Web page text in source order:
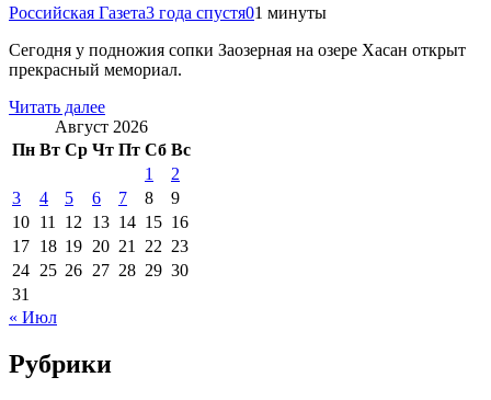
Российская Газета3 года спустя01 минуты
Сегодня у подножия сопки Заозерная на озере Хасан открыт
прекрасный мемориал.
Читать далее
Август 2026
Пн Вт Ср Чт Пт Сб Вс
1
2
3
4 5 6 7 8
9
10 11 12 13 14 15 16
17 18 19 20 21 22 23
24 25 26 27 28 29 30
31
« Июл
Рубрики